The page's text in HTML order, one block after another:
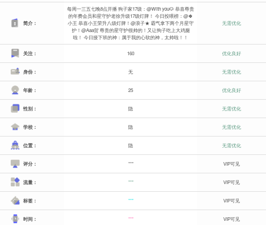
简介：
每周一三五七晚8点开播 狗子家17级：@With you🐶 恭喜尊贵
的年费会员和星守护老徐升级17级灯牌！ 今日投喂榜：@🍀
小王 恭喜小王荣升八级灯牌！@浪子★ 霸气拿下两个月星守
护！@Aaa贺 尊贵的星守护很帅的！又让狗子吃上大鸡腿
啦！ 今日接下班的神：属于我的心软的神，太帅啦！！
无需优化
关注： 160 优化良好
身份： 无 无需优化
年龄： 25 优化良好
性别： 隐 无需优化
学校： 隐 无需优化
位置： 隐 无需优化
评分： *** VIP可见
流量： *** VIP可见
标签： *** VIP可见
时间： *** VIP可见